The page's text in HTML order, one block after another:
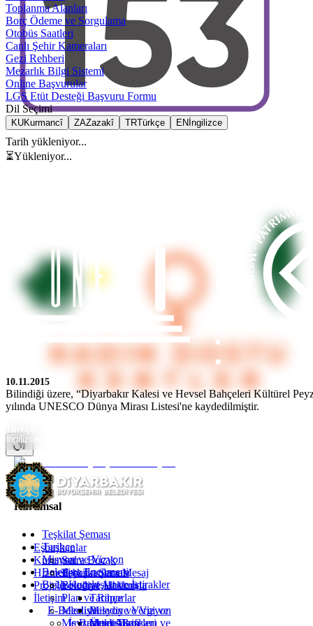
Toplanma Alanları
Borç Ödeme ve Sorgulama
Otobüs Saatleri
Canlı Şehir Kameraları
Gezi Rehberi
Mezarlık Bilgi Sistemi
Online Başvurular
LGS Etüt Desteği Başvuru Formu
Dil Seçimi
KUKurmancî ZAZazakî TRTürkçe EN İngilizce
Tarih yükleniyor...
⏳Yükleniyor...
10.11.2015
Bilindiği üzere, “Diyarbakır Kalesi ve Hevsel Bahçeleri Kültürel
yılında UNESCO Dünya Mirası Listesi'ne kaydedilmiştir.
İngilizce
Eşbaşkanlar
Serra Bucak
Eşbaşkanlara Mesaj
Fotoğraf Albümü
Kurumsal
Teşkilat Şeması
Belediye Hakkında
Tarihçe
Misyon ve Vizyon
Yetki Alanı
Plan ve Raporlar
Belediye Vergi ve
Ücret Tarifeleri
Meclis
Meclis Başkanı ve
Mevzuat
Hizmetler
Projeler
İletişim
E-Belediye
İş Başvurusu
Kurumsal
Teşkilat Şeması
Tarihçe
Misyon ve Vizyon
Belediye Encümeni
Bağlı Kuruluşlar ve İştirakler